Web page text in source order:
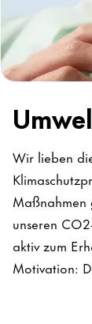
Wir lieben
Maßnahmen
unseren
aktiv zum
Motivation: